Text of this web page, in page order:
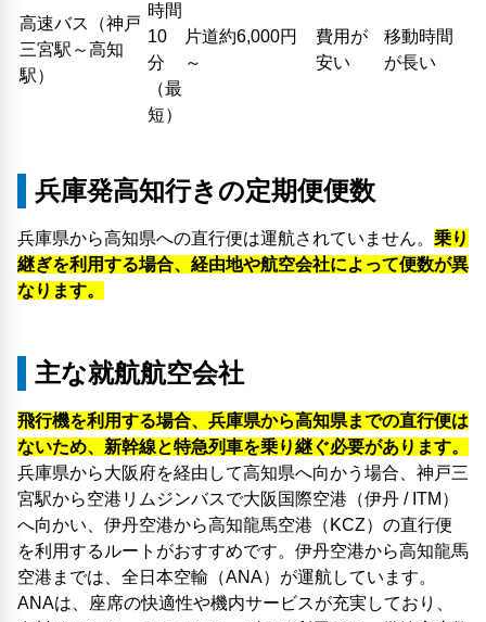
高速バス（神戸
三宮駅～高知
駅）
時間
10
分
（最
短）
片道約6,000円
～
費用が
安い
移動時間
が長い
兵庫発高知行きの定期便便数
兵庫県から高知県への直行便は運航されていません。 乗り
継ぎを利用する場合、経由地や航空会社によって便数が異
なります。
主な就航航空会社
飛行機を利用する場合、兵庫県から高知県までの直行便は
ないため、新幹線と特急列車を乗り継ぐ必要があります。
兵庫県から大阪府を経由して高知県へ向かう場合、神戸三
宮駅から空港リムジンバスで大阪国際空港（伊丹 / ITM）
へ向かい、伊丹空港から高知龍馬空港（KCZ）の直行便
を利用するルートがおすすめです。伊丹空港から高知龍馬
空港までは、全日本空輸（ANA）が運航しています。
ANAは、座席の快適性や機内サービスが充実しており、